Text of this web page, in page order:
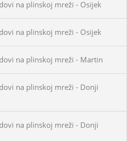
na plinskoj mreži - Osijek
na plinskoj mreži - Osijek
na plinskoj mreži - Martin
na plinskoj mreži - Donji
na plinskoj mreži - Donji